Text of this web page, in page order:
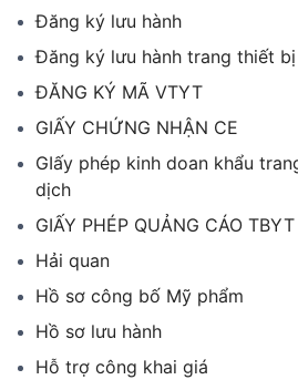
Đăng ký lưu hành
Đăng ký lưu hành trang thiết
ĐĂNG KÝ MÃ VTYT
GIẤY CHỨNG NHẬN CE
GIấy phép kinh doan khẩu
dịch
GIẤY PHÉP QUẢNG CÁO TBYT
Hải quan
Hồ sơ công bố Mỹ phẩm
Hồ sơ lưu hành
Hỗ trợ công khai giá